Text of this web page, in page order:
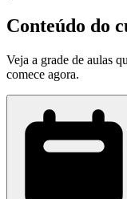
Conteúdo do
Veja a grade de aulas
comece agora.